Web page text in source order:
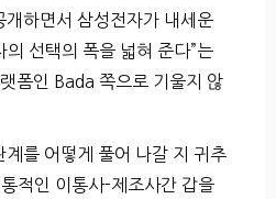
하면서 삼성전자가 내세운
의 선택의 폭을 넓혀 준다”는
폼인 Bada 쪽으로 기울지 않
계를 어떻게 풀어 나갈 지 귀추
적인 이통사-제조사간 갑을